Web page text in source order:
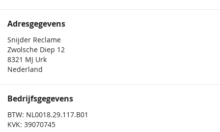
Adresgegevens
Snijder Reclame
Zwolsche Diep 12
8321 MJ Urk
Nederland
Bedrijfsgegevens
BTW: NL0018.29.117.B01
KVK: 39070745